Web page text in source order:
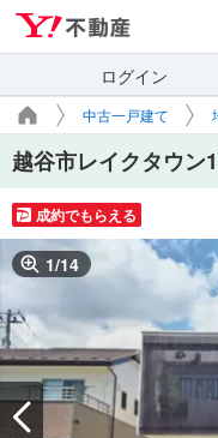
ログイン
中古一戸建て
越谷市レイクタウン
成約でもらえる
1/14